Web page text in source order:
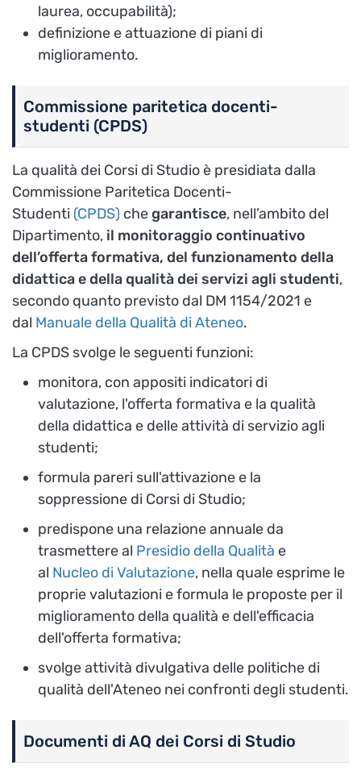
laurea, occupabilità);
definizione e attuazione di piani di
miglioramento.
Commissione paritetica docenti-
studenti (CPDS)
La qualità dei Corsi di Studio è presidiata dalla
Commissione Paritetica Docenti-
Studenti (CPDS) chegarantisce, nell’ambito del
Dipartimento, il monitoraggio continuativo
dell’offerta formativa, del funzionamento della
didattica e della qualità dei servizi agli studenti,
secondo quanto previsto dal DM 1154/2021 e
dal Manuale della Qualità di Ateneo.
La CPDS svolge le seguenti funzioni:
monitora, con appositi indicatori di
valutazione, l'offerta formativa e la qualità
della didattica e delle attività di servizio agli
studenti;
formula pareri sull'attivazione e la
soppressione di Corsi di Studio;
predispone una relazione annuale da
trasmettere al Presidio della Qualità e
al Nucleo di Valutazione, nella quale esprime le
proprie valutazioni e formula le proposte per il
miglioramento della qualità e dell'efficacia
dell'offerta formativa;
svolge attività divulgativa delle politiche di
qualità dell'Ateneo nei confronti degli studenti.
Documenti di AQ dei Corsi di Studio